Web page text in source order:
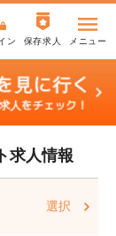
ン 保存求人 メニュー
求人情報
選択